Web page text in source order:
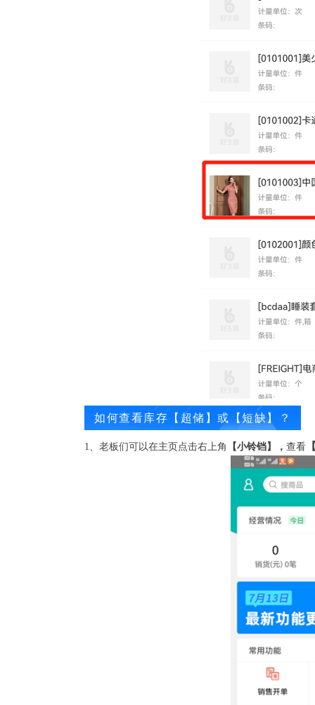
如何查看库存【超储】或【短缺】？
1、老板们可以在主页点击右上角 【小铃铛】， 查看